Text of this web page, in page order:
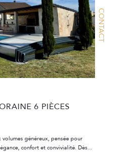
CONTACT
6 PIÈCES
généreux, pensée pour
confort et convivialité. Dès...